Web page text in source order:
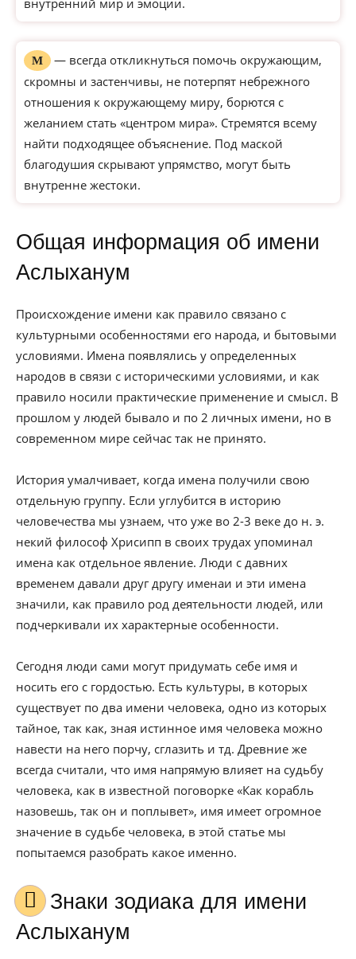
внутренний мир и эмоции.
М
— всегда откликнуться помочь окружающим,
скромны и застенчивы, не потерпят небрежного
отношения к окружающему миру, борются с
желанием стать «центром мира». Стремятся всему
найти подходящее объяснение. Под маской
благодушия скрывают упрямство, могут быть
внутренне жестоки.
Общая информация об имени
Аслыханум
Происхождение имени как правило связано с
культурными особенностями его народа, и бытовыми
условиями. Имена появлялись у определенных
народов в связи с историческими условиями, и как
правило носили практические применение и смысл. В
прошлом у людей бывало и по 2 личных имени, но в
современном мире сейчас так не принято.
История умалчивает, когда имена получили свою
отдельную группу. Если углубится в историю
человечества мы узнаем, что уже во 2-3 веке до н. э.
некий философ Хрисипп в своих трудах упоминал
имена как отдельное явление. Люди с давних
временем давали друг другу именаи и эти имена
значили, как правило род деятельности людей, или
подчеркивали их характерные особенности.
Сегодня люди сами могут придумать себе имя и
носить его с гордостью. Есть культуры, в которых
существует по два имени человека, одно из которых
тайное, так как, зная истинное имя человека можно
навести на него порчу, сглазить и тд. Древние же
всегда считали, что имя напрямую влияет на судьбу
человека, как в известной поговорке «Как корабль
назовешь, так он и поплывет», имя имеет огромное
значение в судьбе человека, в этой статье мы
попытаемся разобрать какое именно.
Знаки зодиака для имени
Аслыханум